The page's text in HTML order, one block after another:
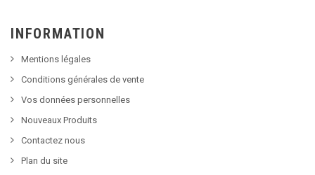
INFORMATION
Mentions légales
Conditions générales de vente
Vos données personnelles
Nouveaux Produits
Contactez nous
Plan du site